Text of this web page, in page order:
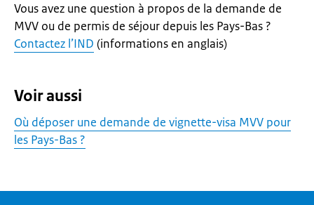
Vous avez une question à propos de la demande de
MVV ou de permis de séjour depuis les Pays-Bas ?
Contactez l’IND (informations en anglais)
Voir aussi
Où déposer une demande de vignette-visa MVV pour
les Pays-Bas ?